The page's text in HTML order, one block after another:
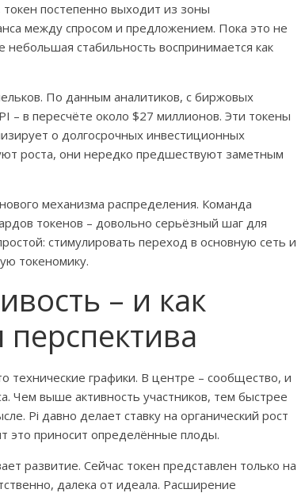
постепенно выходит из зоны
между спросом и предложением. Пока это не
стабильность воспринимается как
По данным аналитиков, с биржовых
в пересчёте около $27 миллионов. Эти токены
о долгосрочных инвестиционных
роста, они нередко предшествуют заметным
механизма распределения. Команда
токенов – довольно серьёзный шаг для
стимулировать переход в основную сеть и
токеномику.
– и как
технические графики. В центре – сообщество, и
Чем выше активность участников, тем быстрее
Pi давно делает ставку на органический рост
это приносит определённые плоды.
развитие. Сейчас токен представлен только на
далека от идеала. Расширение